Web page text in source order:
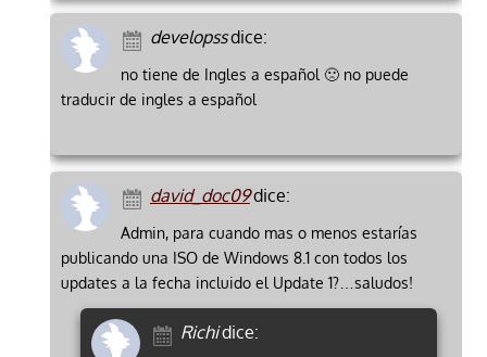
developssdice:
no tiene de Ingles a español 🙁 no puede
traducir de ingles a español
david_doc09dice:
Admin, para cuando mas o menos estarías
publicando una ISO de Windows 8.1 con todos los
updates a la fecha incluido el Update 1?…saludos!
Richidice: